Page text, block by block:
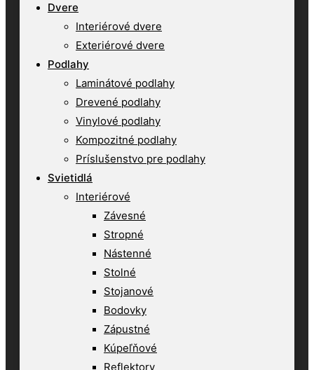
Dvere
Interiérové dvere
Exteriérové dvere
Podlahy
Laminátové podlahy
Drevené podlahy
Vinylové podlahy
Kompozitné podlahy
Príslušenstvo pre podlahy
Svietidlá
Interiérové
Závesné
Stropné
Nástenné
Stolné
Stojanové
Bodovky
Zápustné
Kúpeľňové
Reflektory